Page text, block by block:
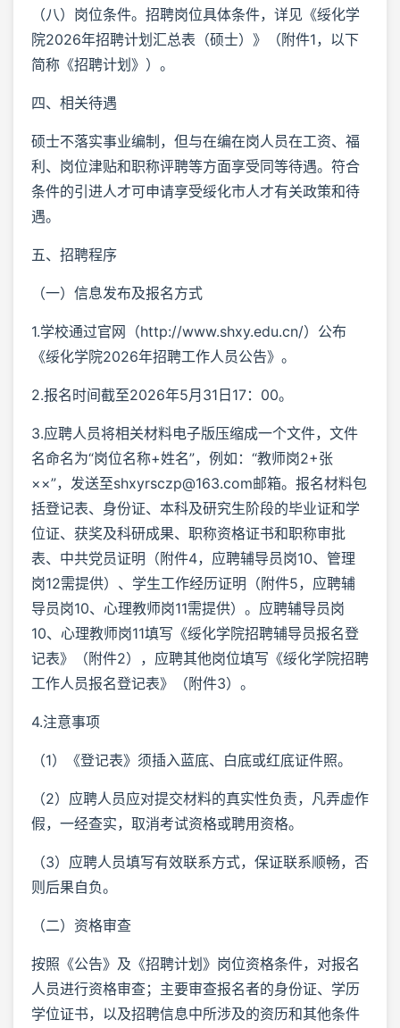
（八）岗位条件。招聘岗位具体条件，详见《绥化学
院2026年招聘计划汇总表（硕士）》（附件1，以下
简称《招聘计划》）。
四、相关待遇
硕士不落实事业编制，但与在编在岗人员在工资、福
利、岗位津贴和职称评聘等方面享受同等待遇。符合
条件的引进人才可申请享受绥化市人才有关政策和待
遇。
五、招聘程序
（一）信息发布及报名方式
1.学校通过官网（http://www.shxy.edu.cn/）公布
《绥化学院2026年招聘工作人员公告》。
2.报名时间截至2026年5月31日17：00。
3.应聘人员将相关材料电子版压缩成一个文件，文件
名命名为“岗位名称+姓名”，例如：“教师岗2+张
××”，发送至shxyrsczp@163.com邮箱。报名材料包
括登记表、身份证、本科及研究生阶段的毕业证和学
位证、获奖及科研成果、职称资格证书和职称审批
表、中共党员证明（附件4，应聘辅导员岗10、管理
岗12需提供）、学生工作经历证明（附件5，应聘辅
导员岗10、心理教师岗11需提供）。应聘辅导员岗
10、心理教师岗11填写《绥化学院招聘辅导员报名登
记表》（附件2），应聘其他岗位填写《绥化学院招聘
工作人员报名登记表》（附件3）。
4.注意事项
（1）《登记表》须插入蓝底、白底或红底证件照。
（2）应聘人员应对提交材料的真实性负责，凡弄虚作
假，一经查实，取消考试资格或聘用资格。
（3）应聘人员填写有效联系方式，保证联系顺畅，否
则后果自负。
（二）资格审查
按照《公告》及《招聘计划》岗位资格条件，对报名
人员进行资格审查；主要审查报名者的身份证、学历
学位证书，以及招聘信息中所涉及的资历和其他条件